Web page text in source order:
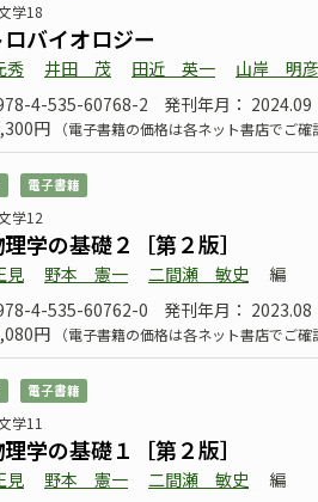
学18
バイオロジー
秀 井田 茂 田近 英一
山岸 明彦
4-535-60768-2
発刊年月： 2024.09
円
（電子書籍の価格は各ネット書店でご
電子書籍
学12
学の基礎２［第２版］
見 野本 憲一 二間瀬 敏史
編
4-535-60762-0
発刊年月： 2023.08
円
（電子書籍の価格は各ネット書店でご
電子書籍
学11
学の基礎１［第２版］
見 野本 憲一 二間瀬 敏史
編